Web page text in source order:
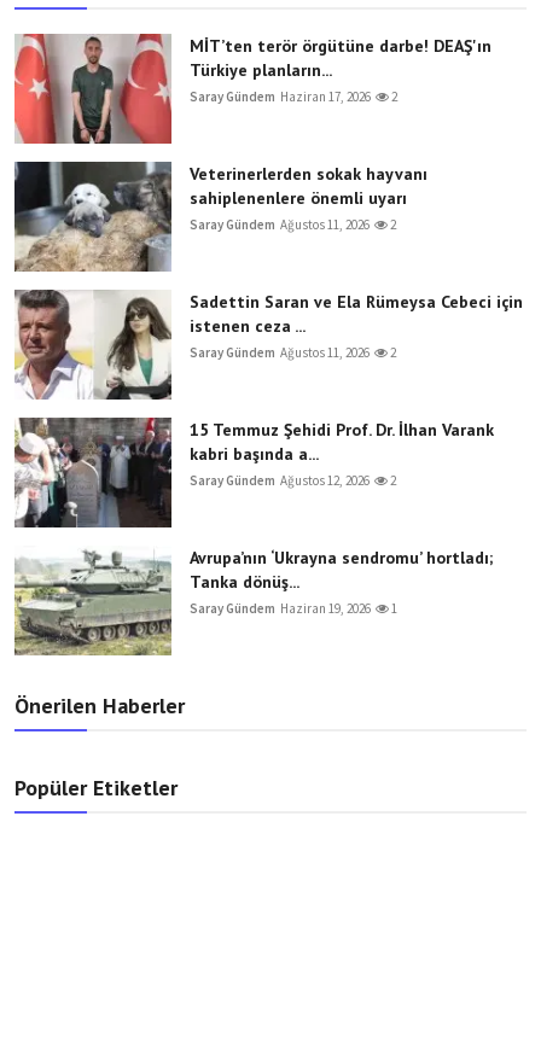
MİT’ten terör örgütüne darbe! DEAŞ'ın
Türkiye planların...
Saray Gündem Haziran 17, 2026 2
Veterinerlerden sokak hayvanı
sahiplenenlere önemli uyarı
Saray Gündem Ağustos 11, 2026 2
Sadettin Saran ve Ela Rümeysa Cebeci için
istenen ceza ...
Saray Gündem Ağustos 11, 2026 2
15 Temmuz Şehidi Prof. Dr. İlhan Varank
kabri başında a...
Saray Gündem Ağustos 12, 2026 2
Avrupa’nın ‘Ukrayna sendromu’ hortladı;
Tanka dönüş...
Saray Gündem Haziran 19, 2026 1
Önerilen Haberler
Popüler Etiketler